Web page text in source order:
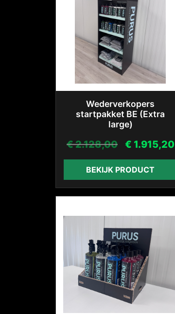
Wederverkopers
startpakket BE (Extra
large)
€2.128,00 € 1.915,20
BEKIJK PRODUCT